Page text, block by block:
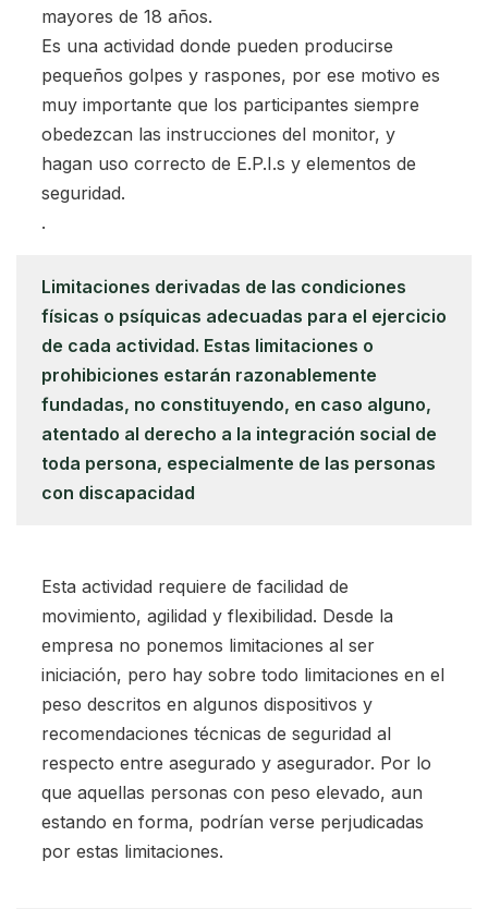
mayores de 18 años.
Es una actividad donde pueden producirse
pequeños golpes y raspones, por ese motivo es
muy importante que los participantes siempre
obedezcan las instrucciones del monitor, y
hagan uso correcto de E.P.I.s y elementos de
seguridad.
.
Limitaciones derivadas de las condiciones
físicas o psíquicas adecuadas para el ejercicio
de cada actividad. Estas limitaciones o
prohibiciones estarán razonablemente
fundadas, no constituyendo, en caso alguno,
atentado al derecho a la integración social de
toda persona, especialmente de las personas
con discapacidad
Esta actividad requiere de facilidad de
movimiento, agilidad y flexibilidad. Desde la
empresa no ponemos limitaciones al ser
iniciación, pero hay sobre todo limitaciones en el
peso descritos en algunos dispositivos y
recomendaciones técnicas de seguridad al
respecto entre asegurado y asegurador. Por lo
que aquellas personas con peso elevado, aun
estando en forma, podrían verse perjudicadas
por estas limitaciones.